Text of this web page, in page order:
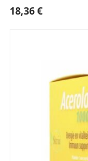
18,36€